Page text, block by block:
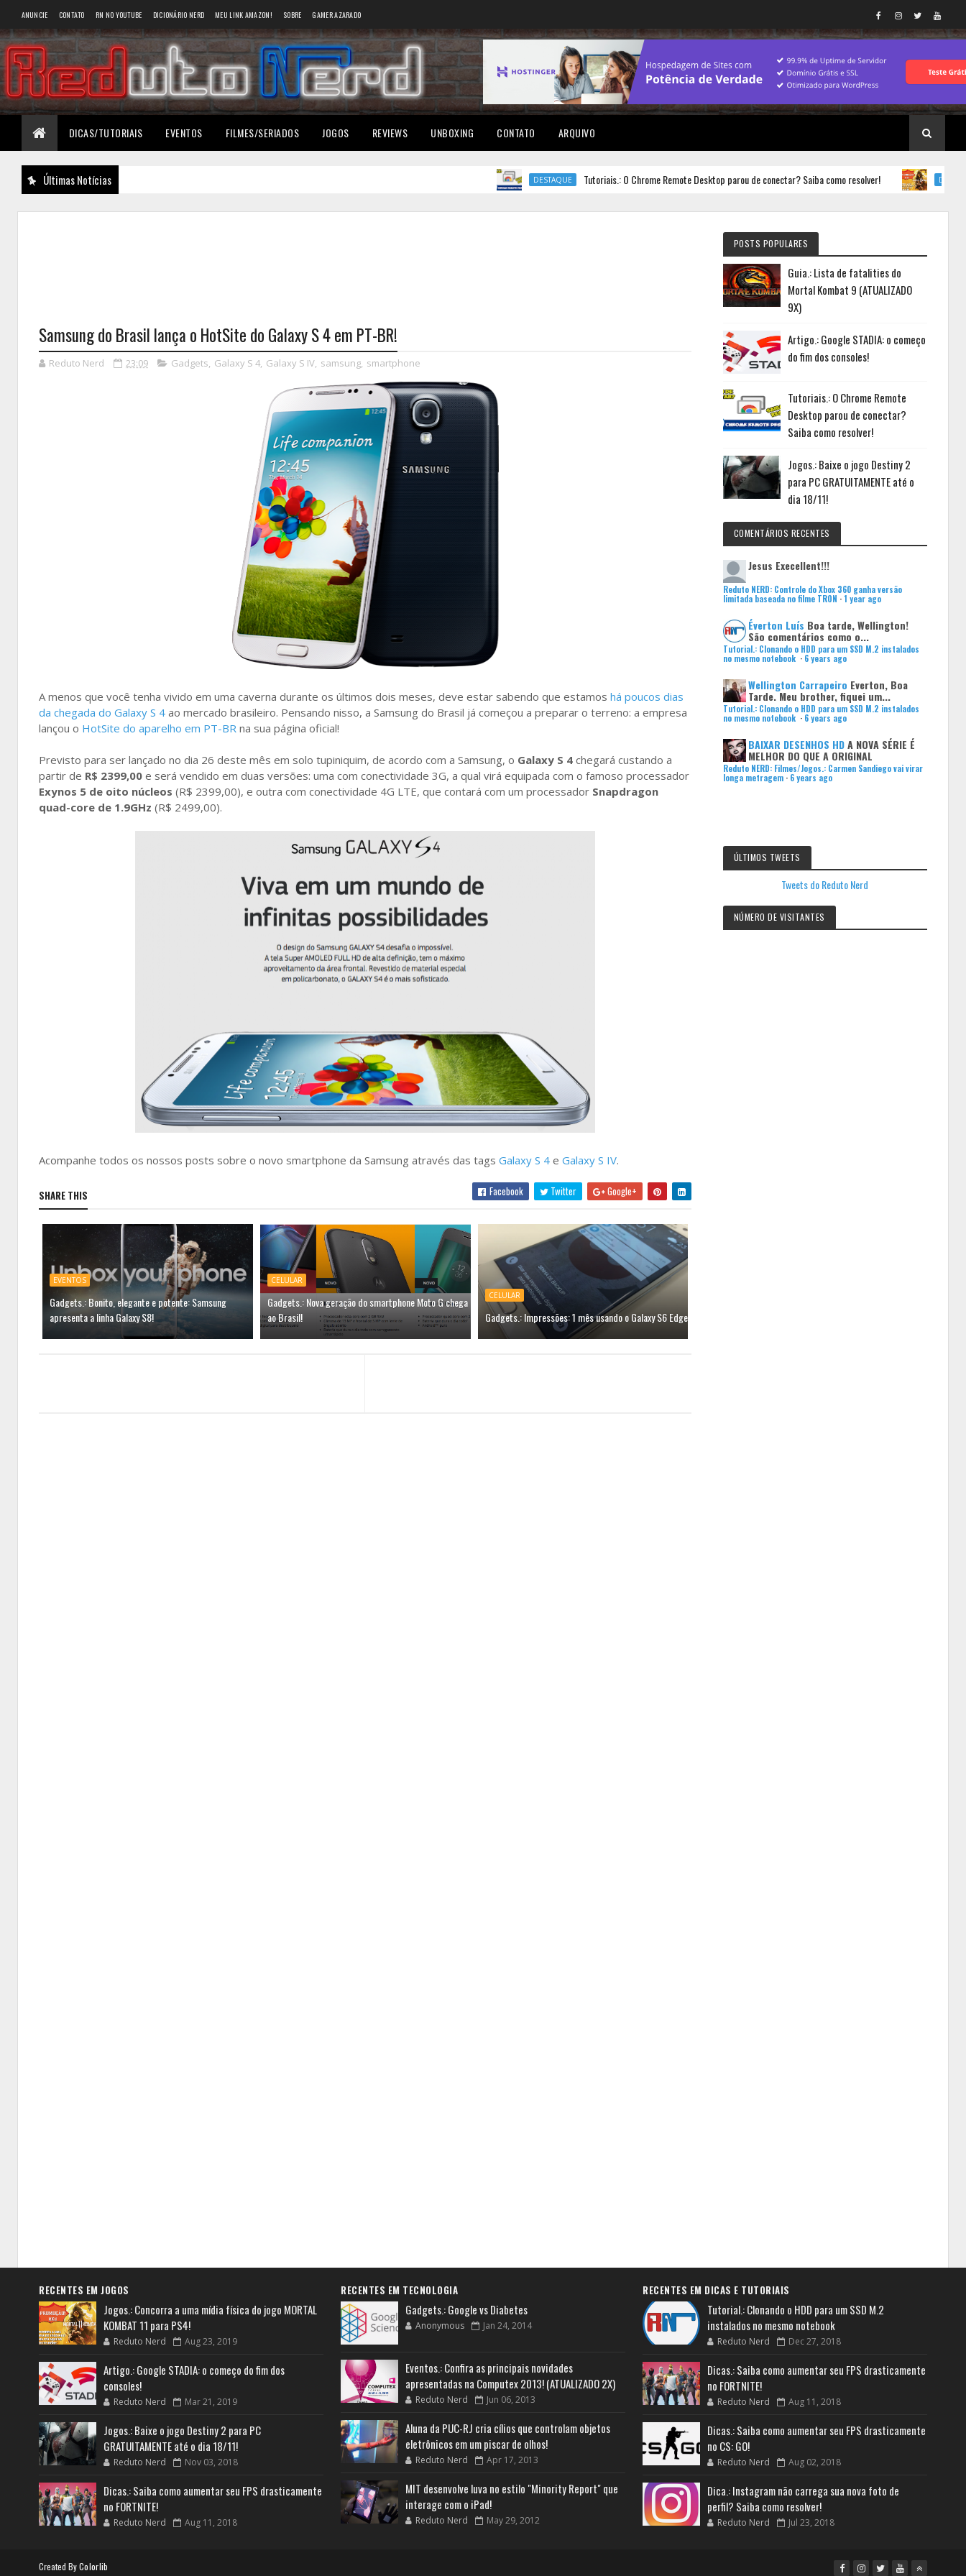
ANUNCIE CONTATO RN NO YOUTUBE DICIONÁRIO NERD MEU LINK AMAZON! SOBRE GAMER AZARADO
DICAS/TUTORIAIS EVENTOS FILMES/SERIADOS JOGOS REVIEWS UNBOXING CONTATO ARQUIVO
Últimas Notícias DESTAQUE Tutoriais.: O Chrome Remote Desktop parou de conectar? Saiba como resolver! DESTAQUE
Samsung do Brasil lança o HotSite do Galaxy S 4 em PT-BR!
Reduto Nerd 23:09 Gadgets, Galaxy S 4, Galaxy S IV, samsung, smartphone
A menos que você tenha vivido em uma caverna durante os últimos dois meses, deve estar sabendo que estamos há poucos dias
da chegada do Galaxy S 4 ao mercado brasileiro. Pensando nisso, a Samsung do Brasil já começou a preparar o terreno: a empresa
lançou o HotSite do aparelho em PT-BR na sua página oficial!
Previsto para ser lançado no dia 26 deste mês em solo tupiniquim, de acordo com a Samsung, o Galaxy S 4 chegará custando a
partir de R$ 2399,00 e será vendido em duas versões: uma com conectividade 3G, a qual virá equipada com o famoso processador
Exynos 5 de oito núcleos (R$ 2399,00), e outra com conectividade 4G LTE, que contará com um processador Snapdragon
quad-core de 1.9GHz (R$ 2499,00).
Acompanhe todos os nossos posts sobre o novo smartphone da Samsung através das tags Galaxy S 4 e Galaxy S IV.
SHARE THIS Facebook Twitter Google+
EVENTOS
Gadgets.: Bonito, elegante e potente: Samsung
apresenta a linha Galaxy S8!
CELULAR
Gadgets.: Nova geração do smartphone Moto G chega
ao Brasil!
CELULAR
Gadgets.: Impressões: 1 mês usando o Galaxy S6 Edge
POSTS POPULARES
Guia.: Lista de fatalities do
Mortal Kombat 9 (ATUALIZADO
9X)
Artigo.: Google STADIA: o começo
do fim dos consoles!
Tutoriais.: O Chrome Remote
Desktop parou de conectar?
Saiba como resolver!
Jogos.: Baixe o jogo Destiny 2
para PC GRATUITAMENTE até o
dia 18/11!
COMENTÁRIOS RECENTES
Jesus Execellent!!!
Reduto NERD: Controle do Xbox 360 ganha versão
limitada baseada no filme TRON ·1 year ago
Éverton Luís Boa tarde, Wellington!
São comentários como o...
Tutorial.: Clonando o HDD para um SSD M.2 instalados
no mesmo notebook · 6 years ago
Wellington Carrapeiro Everton, Boa
Tarde. Meu brother, fiquei um...
Tutorial.: Clonando o HDD para um SSD M.2 instalados
no mesmo notebook · 6 years ago
BAIXAR DESENHOS HD A NOVA SÉRIE É
MELHOR DO QUE A ORIGINAL
Reduto NERD: Filmes/Jogos.: Carmen Sandiego vai virar
longa metragem· 6 years ago
ÚLTIMOS TWEETS
Tweets do Reduto Nerd
NÚMERO DE VISITANTES
RECENTES EM JOGOS
Jogos.: Concorra a uma mídia física do jogo MORTAL
KOMBAT 11 para PS4!
Reduto Nerd Aug 23, 2019
Artigo.: Google STADIA: o começo do fim dos
consoles!
Reduto Nerd Mar 21, 2019
Jogos.: Baixe o jogo Destiny 2 para PC
GRATUITAMENTE até o dia 18/11!
Reduto Nerd Nov 03, 2018
Dicas.: Saiba como aumentar seu FPS drasticamente
no FORTNITE!
Reduto Nerd Aug 11, 2018
RECENTES EM TECNOLOGIA
Gadgets.: Google vs Diabetes
Anonymous Jan 24, 2014
Eventos.: Confira as principais novidades
apresentadas na Computex 2013! (ATUALIZADO 2X)
Reduto Nerd Jun 06, 2013
Aluna da PUC-RJ cria cílios que controlam objetos
eletrônicos em um piscar de olhos!
Reduto Nerd Apr 17, 2013
MIT desenvolve luva no estilo "Minority Report" que
interage com o iPad!
Reduto Nerd May 29, 2012
RECENTES EM DICAS E TUTORIAIS
Tutorial.: Clonando o HDD para um SSD M.2
instalados no mesmo notebook
Reduto Nerd Dec 27, 2018
Dicas.: Saiba como aumentar seu FPS drasticamente
no FORTNITE!
Reduto Nerd Aug 11, 2018
Dicas.: Saiba como aumentar seu FPS drasticamente
no CS: GO!
Reduto Nerd Aug 02, 2018
Dica.: Instagram não carrega sua nova foto de
perfil? Saiba como resolver!
Reduto Nerd Jul 23, 2018
Created ByColorlib